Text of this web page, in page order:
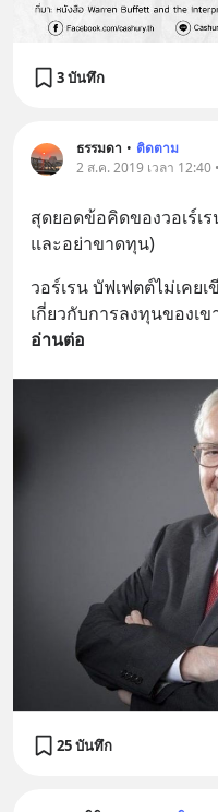
3 บันทึก
ธรรมดา • ติดตาม
2 ส.ค. 2019 เวลา 12:40
สุดยอดข้อคิดของวอเร์เ
และอย่าขาดทุน)
วอร์เรน บัฟเฟตต์ไม่เค
เกี่ยวกับการลงทุนของเ
อ่านต่อ
25 บันทึก